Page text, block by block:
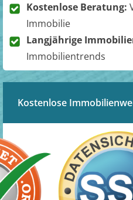
Kostenlose Beratung:
Immobilie
Langjährige
Immobilientrends
Kostenlose